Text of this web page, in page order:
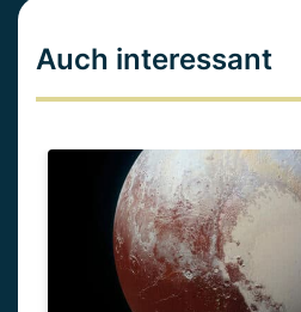
Auch interessant